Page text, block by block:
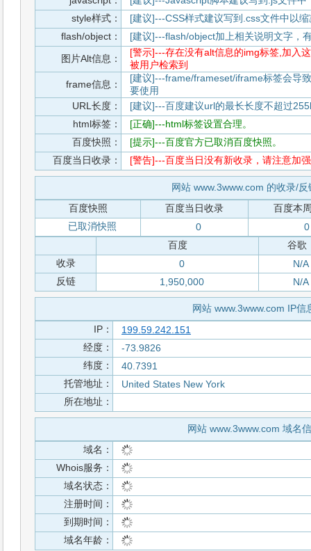
style样式：
[建议]---CSS样式建议写到.css文件中以
flash/object：
[建议]---flash/object加上相关说明文字，
图片Alt信息：
[警示]---存在没有alt信息的img标签,加入
被用户检索到
frame信息：
[建议]---frame/frameset/iframe标签会导
要使用
URL长度：
[建议]---百度建议url的最长长度不超过
html标签：
[正确]---html标签设置合理。
百度快照：
[提示]---百度官方已取消百度快照。
百度当日收录：
[警告]---百度当日没有新收录，请注意加
网站 www.3www.com 的收录/反
百度快照
百度当日收录
百度本
已取消快照
0
0
百度
谷歌
收录
0
N/A
反链
1,950,000 N/A
网站 www.3www.com IP信
IP：
199.59.242.151
经度：
-73.9826
纬度：
40.7391
托管地址：
United States New York
所在地址：
网站 www.3www.com 域名
域名：
Whois服务：
域名状态：
注册时间：
到期时间：
域名年龄：